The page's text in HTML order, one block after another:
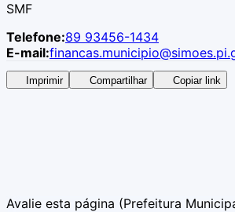
SMF
Telefone:89 93456-1434
E-mail:
Imprimir Compartilhar Copiar link
Avalie esta página (Prefeitura